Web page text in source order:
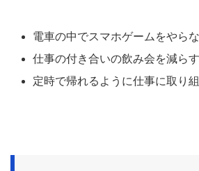
電車の中でスマホゲームをやら
仕事の付き合いの飲み会を減ら
定時で帰れるように仕事に取り